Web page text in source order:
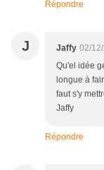
Répondre
J Jaffy 02/
Qu'el idée
longue à
faut s'y
Jaffy
Répondre